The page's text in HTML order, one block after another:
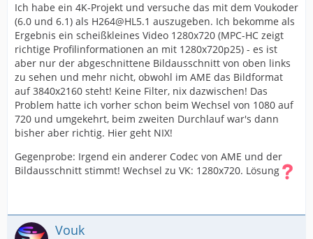
Ich habe ein 4K-Projekt und versuche das mit dem Voukoder
(6.0 und 6.1) als H264@HL5.1 auszugeben. Ich bekomme als
Ergebnis ein scheißkleines Video 1280x720 (MPC-HC zeigt
richtige Profilinformationen an mit 1280x720p25) - es ist
aber nur der abgeschnittene Bildausschnitt von oben links
zu sehen und mehr nicht, obwohl im AME das Bildformat
auf 3840x2160 steht! Keine Filter, nix dazwischen! Das
Problem hatte ich vorher schon beim Wechsel von 1080 auf
720 und umgekehrt, beim zweiten Durchlauf war's dann
bisher aber richtig. Hier geht NIX!
Gegenprobe: Irgend ein anderer Codec von AME und der
Bildausschnitt stimmt! Wechsel zu VK: 1280x720. Lösung
Vouk